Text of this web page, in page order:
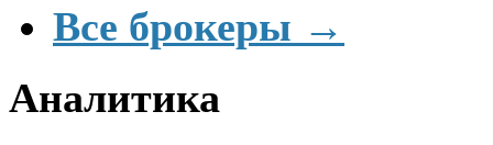
Все брокеры →
Аналитика